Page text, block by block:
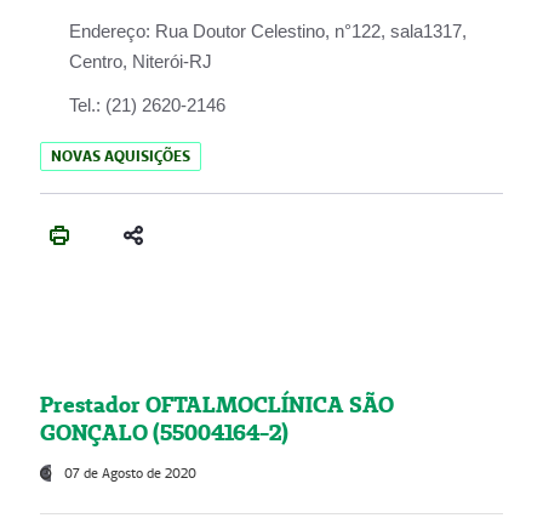
Endereço: Rua Doutor Celestino, n°122, sala1317,
Centro, Niterói-RJ
Tel.: (21) 2620-2146
NOVAS AQUISIÇÕES
Prestador OFTALMOCLÍNICA SÃO
GONÇALO (55004164-2)
07 de Agosto de 2020